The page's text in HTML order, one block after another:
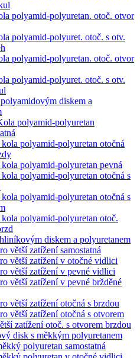
polyamid-polyuretan. otoč. otvor
polyamid-polyuret. otoč. s otv.
polyamid-polyuretan. otoč. otvor
polyamid-polyuret. otoč. s otv.
diskem a
polyamid-polyuretan
polyamid-polyuretan otočná
polyamid-polyuretan pevná
polyamid-polyuretan otočná s
polyamid-polyuretan otočná s
polyamid-polyuretan otoč.
diskem a polyuretanem
větší zatížení samostatná
větší zatížení v otočné vidlici
větší zatížení v pevné vidlici
větší zatížení v pevné bržděné
větší zatížení otočná s brzdou
větší zatížení otočná s otvorem
zatížení otoč. s otvorem brzdou
disk s měkkým polyuretanem
polyuretan samostatná